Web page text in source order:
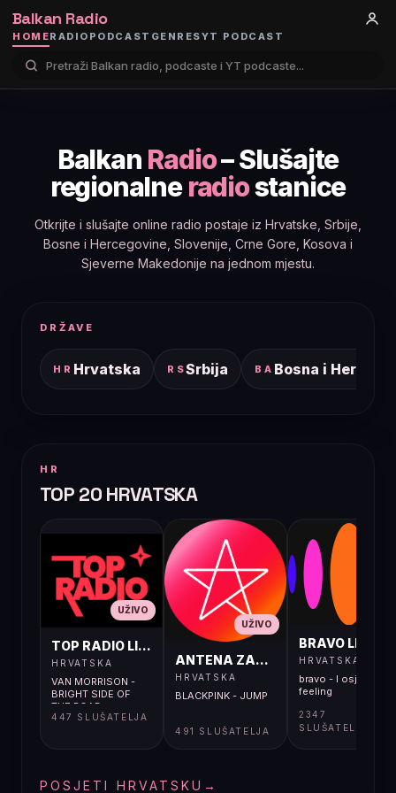
Balkan Radio
HOMERADIO PODCAST GENRESYT PODCAST
Balkan Radio– Slušajte
regionalneradiostanice
Otkrijte i slušajte online radio postaje iz Hrvatske, Srbije,
Bosne i Hercegovine, Slovenije, Crne Gore, Kosova i
Sjeverne Makedonije na jednom mjestu.
DRŽAVE
HR Hrvatska RSSrbija BA Bosna i
HR
TOP 20 HRVATSKA
UŽIVO
TOP RADIO LIVE
HRVATSKA
VAN MORRISON -
BRIGHT SIDE OF
THE ROAD
447 SLUŠATELJA
UŽIVO
ANTENA ZAGREB LIVE
HRVATSKA
BLACKPINK - JUMP
491 SLUŠATELJA
BRAVO LIVE
HRVATSKA
bravo - I osjećaj i
feeling
2347
SLUŠATELJA
POSJETI HRVATSKU →